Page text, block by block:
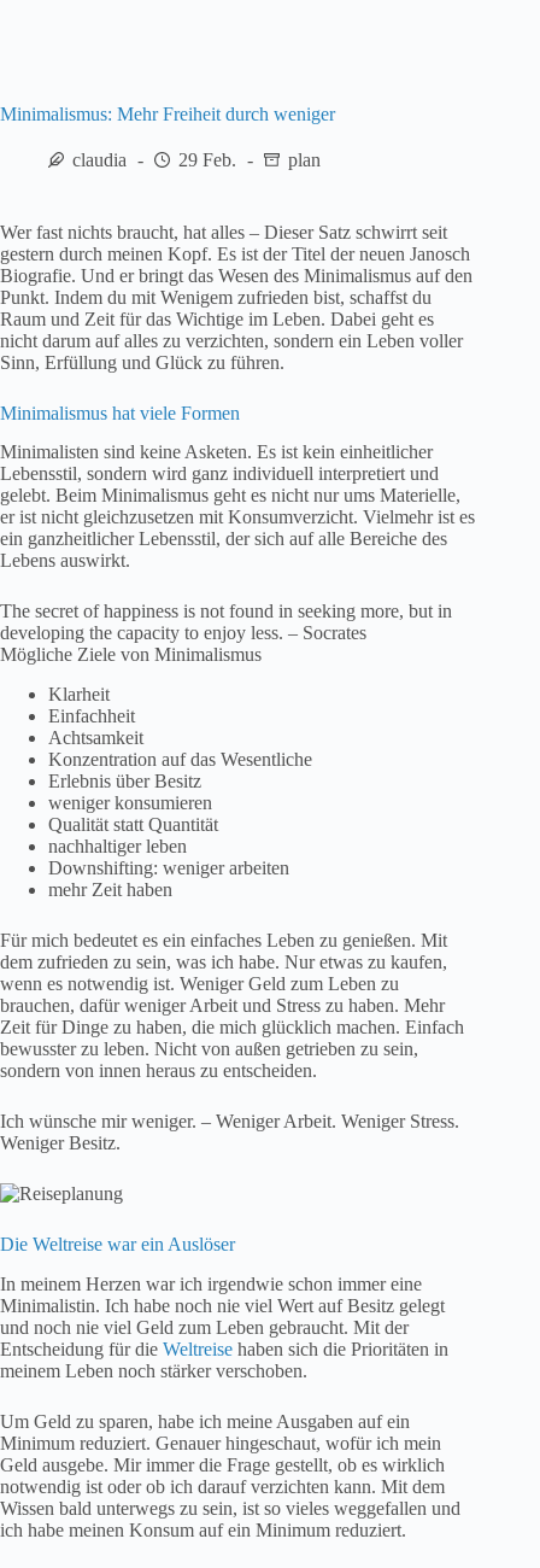
Minimalismus: Mehr Freiheit durch weniger
claudia 29 Feb. plan
Wer fast nichts braucht, hat alles – Dieser Satz schwirrt seit
gestern durch meinen Kopf. Es ist der Titel der neuen Janosch
Biografie. Und er bringt das Wesen des Minimalismus auf den
Punkt. Indem du mit Wenigem zufrieden bist, schaffst du
Raum und Zeit für das Wichtige im Leben. Dabei geht es
nicht darum auf alles zu verzichten, sondern ein Leben voller
Sinn, Erfüllung und Glück zu führen.
Minimalismus hat viele Formen
Minimalisten sind keine Asketen. Es ist kein einheitlicher
Lebensstil, sondern wird ganz individuell interpretiert und
gelebt. Beim Minimalismus geht es nicht nur ums Materielle,
er ist nicht gleichzusetzen mit Konsumverzicht. Vielmehr ist es
ein ganzheitlicher Lebensstil, der sich auf alle Bereiche des
Lebens auswirkt.
The secret of happiness is not found in seeking more, but in
developing the capacity to enjoy less. – Socrates
Mögliche Ziele von Minimalismus
Klarheit
Einfachheit
Achtsamkeit
Konzentration auf das Wesentliche
Erlebnis über Besitz
weniger konsumieren
Qualität statt Quantität
nachhaltiger leben
Downshifting: weniger arbeiten
mehr Zeit haben
Für mich bedeutet es ein einfaches Leben zu genießen. Mit
dem zufrieden zu sein, was ich habe. Nur etwas zu kaufen,
wenn es notwendig ist. Weniger Geld zum Leben zu
brauchen, dafür weniger Arbeit und Stress zu haben. Mehr
Zeit für Dinge zu haben, die mich glücklich machen. Einfach
bewusster zu leben. Nicht von außen getrieben zu sein,
sondern von innen heraus zu entscheiden.
Ich wünsche mir weniger. – Weniger Arbeit. Weniger Stress.
Weniger Besitz.
Die Weltreise war ein Auslöser
In meinem Herzen war ich irgendwie schon immer eine
Minimalistin. Ich habe noch nie viel Wert auf Besitz gelegt
und noch nie viel Geld zum Leben gebraucht. Mit der
Entscheidung für die Weltreise haben sich die Prioritäten in
meinem Leben noch stärker verschoben.
Um Geld zu sparen, habe ich meine Ausgaben auf ein
Minimum reduziert. Genauer hingeschaut, wofür ich mein
Geld ausgebe. Mir immer die Frage gestellt, ob es wirklich
notwendig ist oder ob ich darauf verzichten kann. Mit dem
Wissen bald unterwegs zu sein, ist so vieles weggefallen und
ich habe meinen Konsum auf ein Minimum reduziert.